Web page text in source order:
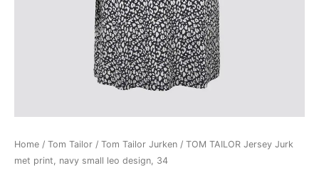
Home / Tom Tailor / Tom Tailor Jurken / TOM TAILOR Jersey Jurk
met print, navy small leo design, 34